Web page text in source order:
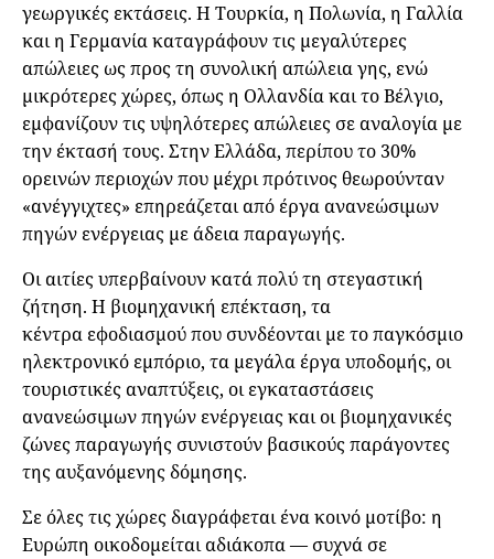
γεωργικές εκτάσεις. Η Τουρκία, η Πολωνία, η Γαλλία
και η Γερμανία καταγράφουν τις μεγαλύτερες
απώλειες ως προς τη συνολική απώλεια γης, ενώ
μικρότερες χώρες, όπως η Ολλανδία και το Βέλγιο,
εμφανίζουν τις υψηλότερες απώλειες σε αναλογία με
την έκτασή τους. Στην Ελλάδα, περίπου το 30%
ορεινών περιοχών που μέχρι πρότινος θεωρούνταν
«ανέγγιχτες» επηρεάζεται από έργα ανανεώσιμων
πηγών ενέργειας με άδεια παραγωγής.
Οι αιτίες υπερβαίνουν κατά πολύ τη στεγαστική
ζήτηση. Η βιομηχανική επέκταση, τα
κέντρα εφοδιασμού που συνδέονται με το παγκόσμιο
ηλεκτρονικό εμπόριο, τα μεγάλα έργα υποδομής, οι
τουριστικές αναπτύξεις, οι εγκαταστάσεις
ανανεώσιμων πηγών ενέργειας και οι βιομηχανικές
ζώνες παραγωγής συνιστούν βασικούς παράγοντες
της αυξανόμενης δόμησης.
Σε όλες τις χώρες διαγράφεται ένα κοινό μοτίβο: η
Ευρώπη οικοδομείται αδιάκοπα — συχνά σε